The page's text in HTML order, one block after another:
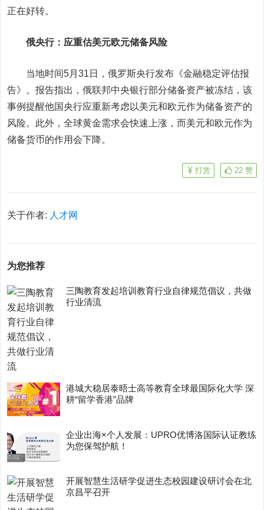
正在好转。
俄央行：应重估美元欧元储备风险
当地时间5月31日，俄罗斯央行发布《金融稳定评估报
告》。报告指出，俄联邦中央银行部分储备资产被冻结，该
事例提醒他国央行应重新考虑以美元和欧元作为储备资产的
风险。此外，全球黄金需求会快速上涨，而美元和欧元作为
储备货币的作用会下降。
22 赞
打赏
关于作者: 人才网
为您推荐
三陶教育发起培训教育行业自律规范倡议，共做
行业清流
港城大稳居泰晤士高等教育全球最国际化大学 深
耕“留学香港”品牌
企业出海×个人发展：UPRO优博洛国际认证教练
为您保驾护航！
开展智慧生活研学促进生态校园建设研讨会在北
京昌平召开